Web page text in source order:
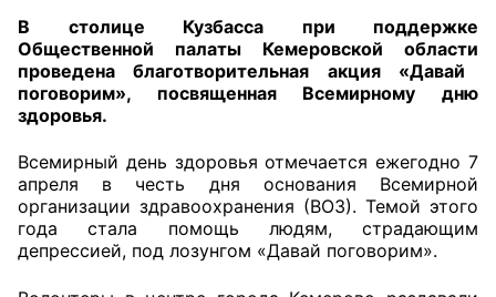
+7 (3842) 58-82-40
OPKO42@BK.RU
В столице Кузбасса при поддержке
Общественной палаты Кемеровской области
проведена благотворительная акция «Давай
поговорим», посвященная Всемирному дню
здоровья.
Всемирный день здоровья отмечается ежегодно 7
апреля в честь дня основания Всемирной
организации здравоохранения (ВОЗ). Темой этого
года стала помощь людям, страдающим
депрессией, под лозунгом «Давай поговорим».